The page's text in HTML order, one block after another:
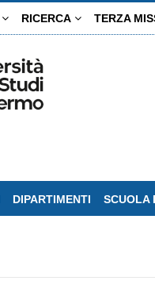
RICERCA TERZA
DIPARTIMENTI SCUOLA